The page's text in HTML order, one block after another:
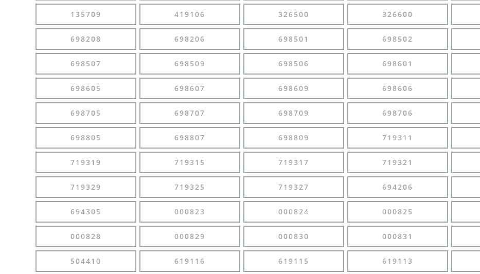
135709 419106 326500 326600
698208 698206 698501 698502
698507 698509 698506 698601
698605 698607 698609 698606
698705 698707 698709 698706
698805 698807 698809 719311
719319 719315 719317 719321
719329 719325 719327 694206
694305 000823 000824 000825
000828 000829 000830 000831
504410 619116 619115 619113